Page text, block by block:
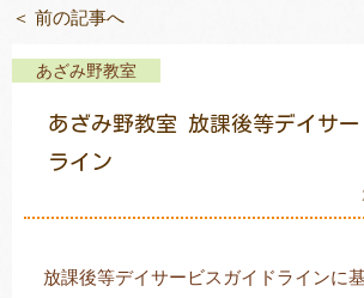
教室一覧
＜ 前の記事へ
あざみ野教室
あざみ野教室 放課後等デイサ
ライン
放課後等デイサービスガイドラインに